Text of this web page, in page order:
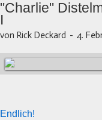
"Charlie"
I
von Rick Deckard - 4.
Endlich!